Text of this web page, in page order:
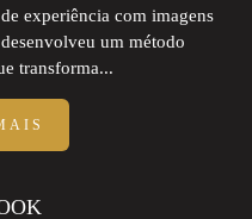
experiência com imagens
um método
transforma...